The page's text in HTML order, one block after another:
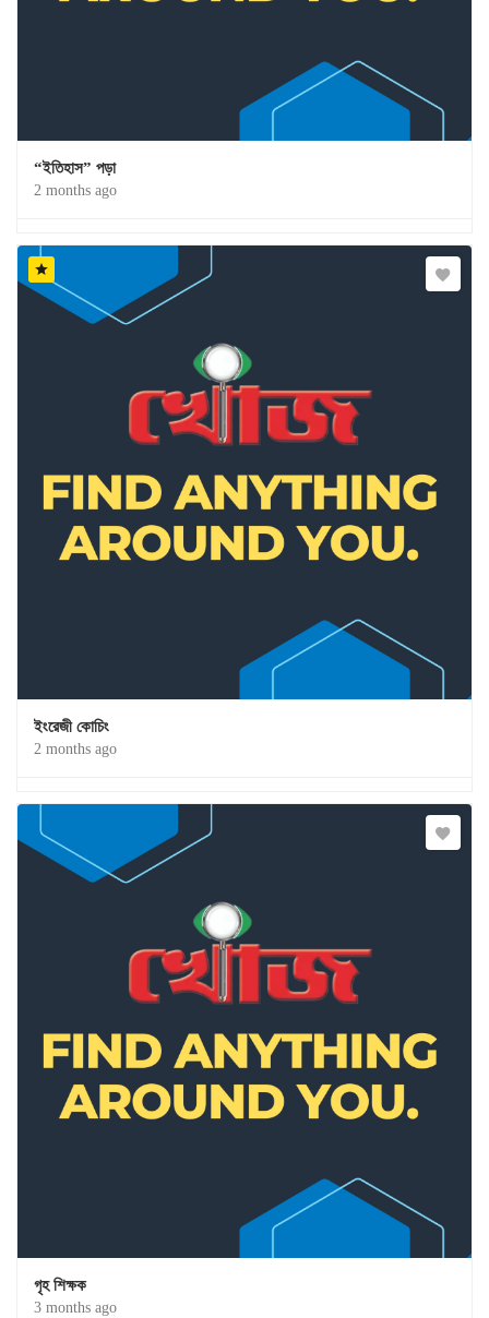
“ইতিহাস” পড়া
2 months ago
ইংরেজী কোচিং
2 months ago
গৃহ শিক্ষক
3 months ago